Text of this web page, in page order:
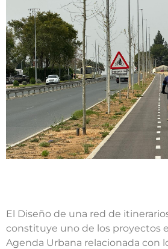
El Diseño de una red de
constituye uno de los proyectos
Agenda Urbana relacionada con